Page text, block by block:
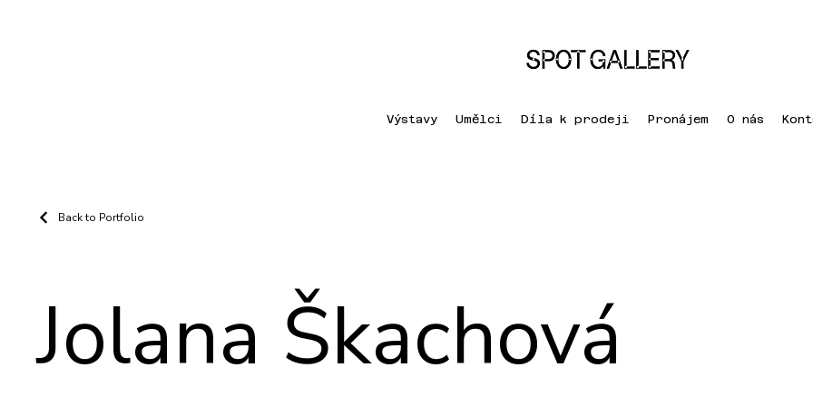
Výstavy Umělci Díla k prodeji Pronájem O nás
Back to Portfolio
Jolana Škachová